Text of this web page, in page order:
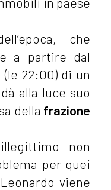
che
a partire dal
22:00) di un
alla luce suo
della frazione
non
per quei
viene